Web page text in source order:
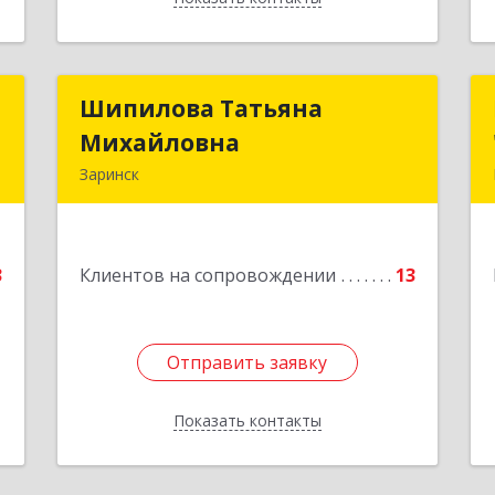
Шипилова Татьяна
Михайловна
Заринск
Клиентов на сопровождении 13
Отправить заявку
Показать контакты
Шипилова Татьяна
Отправить заявку
Назад